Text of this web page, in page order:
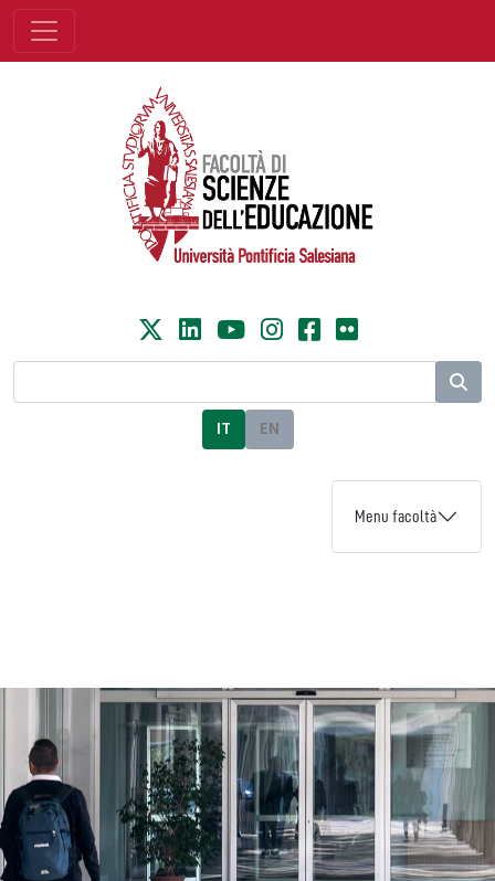
IT EN
Menu facoltà